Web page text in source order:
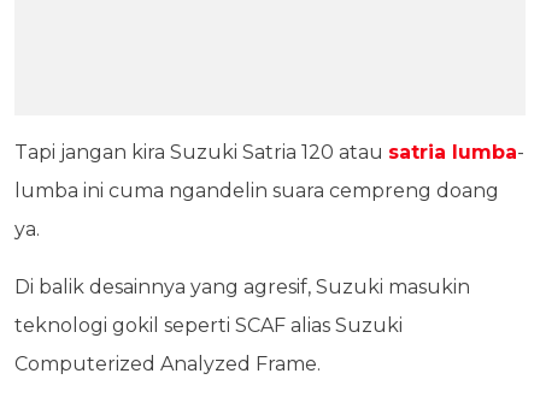
Tapi jangan kira Suzuki Satria 120 atau satria lumba-
lumba ini cuma ngandelin suara cempreng doang
ya.
Di balik desainnya yang agresif, Suzuki masukin
teknologi gokil seperti SCAF alias Suzuki
Computerized Analyzed Frame.